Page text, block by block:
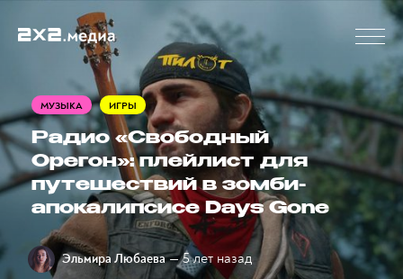
МУЗЫКА ИГРЫ
Радио «Свободный
Орегон»: плейлист для
путешествий в зомби-
апокалипсисе Days Gone
Эльмира Любаева — 5 лет назад